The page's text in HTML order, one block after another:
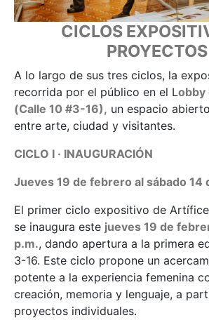
CICLOS
PROYECTOS
A lo largo de sus tres ciclos, la
recorrida por el público en el Lobby
(Calle 10 #3-16), un espacio
entre arte, ciudad y visitantes.
CICLO I · INAUGURACIÓN
Jueves 19 de febrero al sábado 14
El primer ciclo expositivo de
se inaugura este jueves 19 de
p.m., dando apertura a la primera
3-16. Este ciclo propone un
potente a la experiencia femenina
creación, memoria y lenguaje, a
proyectos individuales.